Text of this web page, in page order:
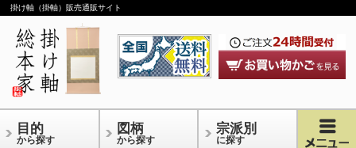
掛け軸（掛軸）販売通販サイト
目的
から探す
図柄
から探す
宗派別
に探す